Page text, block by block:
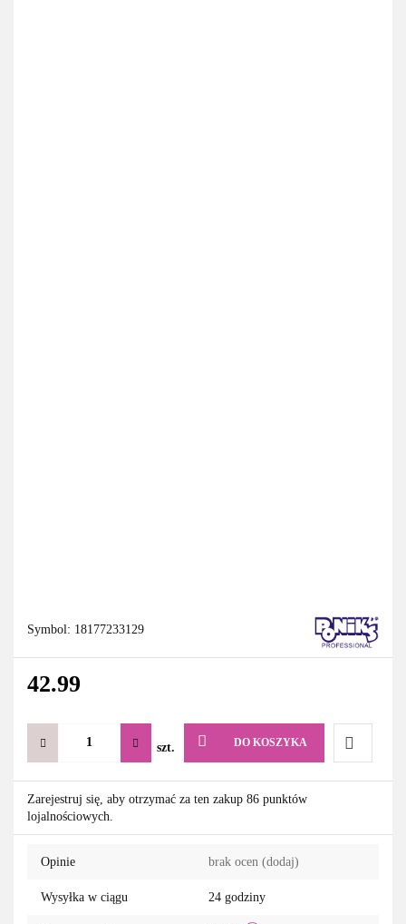
Symbol: 18177233129
42.99
szt. DO KOSZYKA
Do
Zarejestruj się, aby otrzymać za ten zakup 86 punktów
lojalnościowych.
Opinie brak ocen (dodaj)
Wysyłka w ciągu 24 godziny